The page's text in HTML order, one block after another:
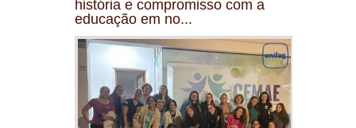
história e compromisso com a
educação em no...